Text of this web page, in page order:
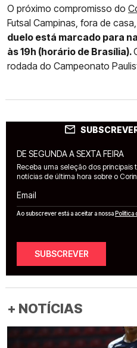
O próximo compromisso do
Futsal Campinas, fora de
duelo está marcado para
às 19h (horário de Brasília).
rodada do Campeonato
DE SEGUNDA A SEXTA FEIRA
Receba uma seleção dos
notícias de última hora sobre o
Email
Ao subscrever está a aceitar a nossaPolítica
SUBSCREVER
+ NOTÍCIAS